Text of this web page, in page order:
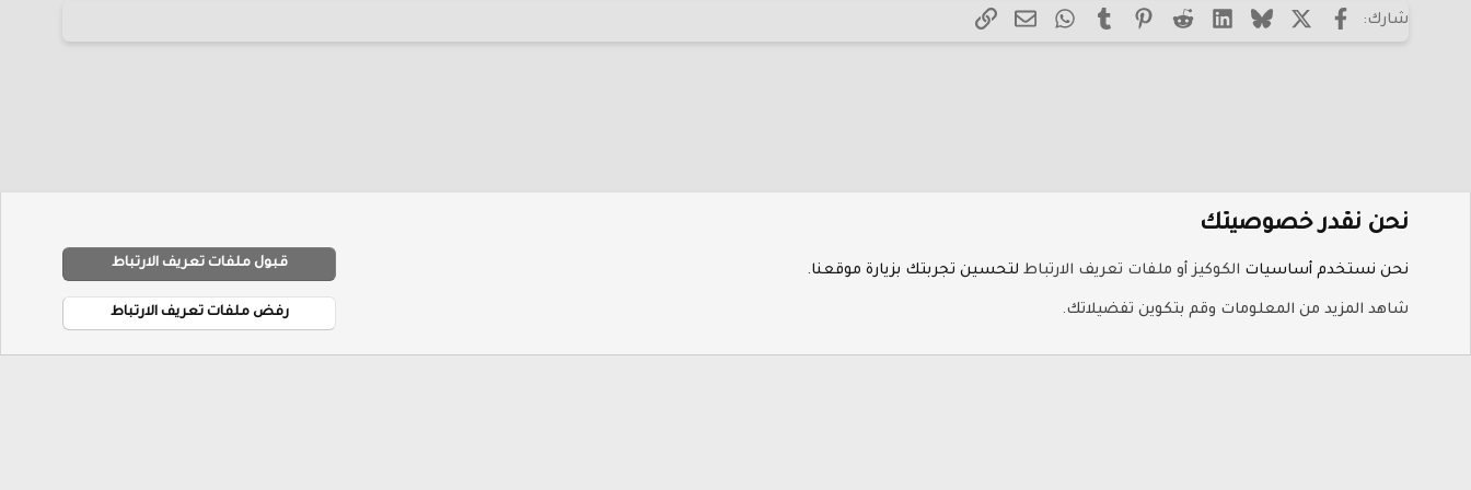
Verdana
شارك: فيسبوكX (Twitter)
Bluesky
LinkedIn
Reddit
Pinterest
Tumblr
WhatsAppالبريد الإلكتروني
الرابط
الرئيسية المنتديات المنتديات العامة
S
نحن نقدر خصوصيتك
نحن نستخدم أساسيات الكوكيز أو ملفات تعريف الارتباط لتحسين تجربتك بزيارة موقعنا.
شاهد المزيد من المعلومات وقم بتكوين تفضيلاتك.
قبول ملفات تعريف الارتباط
رفض ملفات تعريف الارتباط